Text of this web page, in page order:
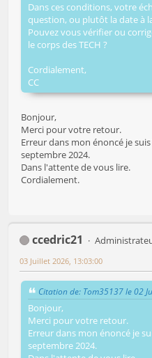
Dans ces conditions, votre
question, ou plutôt la date à
Pouvez vous vérifier ou
le corps des TECH ?
Cordialement,
CC
Bonjour,
Merci pour votre retour.
Erreur dans mon énoncé je
septembre 2024.
Dans l'attente de vous lire.
Cordialement.
ccedric21
03 Juillet 2026, 13:03:00
Citation de: Tom35137 le 02
Bonjour,
Merci pour votre retour.
Erreur dans mon énoncé je
septembre 2024.